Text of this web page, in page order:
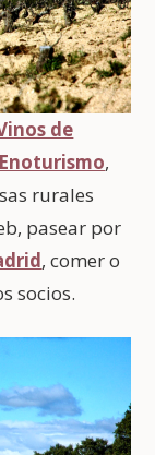
de
,
rurales
pasear por
, comer o
socios.